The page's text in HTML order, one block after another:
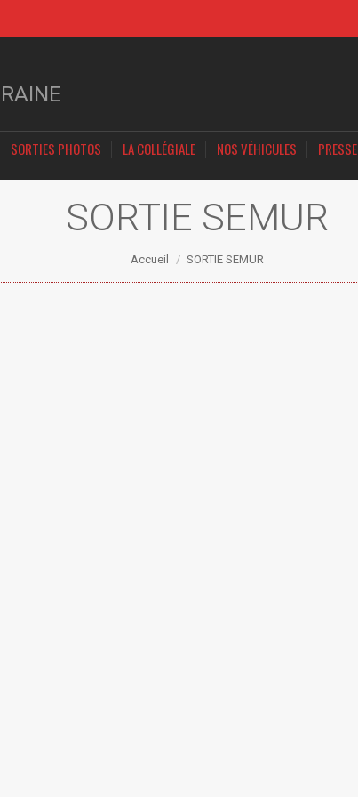
SORTIES PHOTOS LA COLLÉGIALE NOS VÉHICULES PRESSE
SORTIE SEMUR
Vous êtes ici :
Accueil SORTIE SEMUR